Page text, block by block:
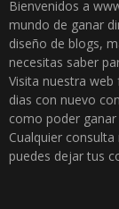
Bienvenidos a
mundo de ganar
diseño de blogs,
necesitas saber
Visita nuestra
dias con nuevo
como poder
Cualquier
puedes dejar tus